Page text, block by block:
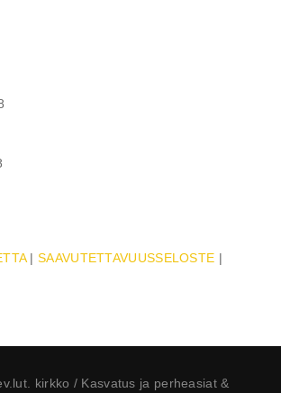
|SAAVUTETTAVUUSSELOSTE |
kirkko / Kasvatus ja perheasiat &